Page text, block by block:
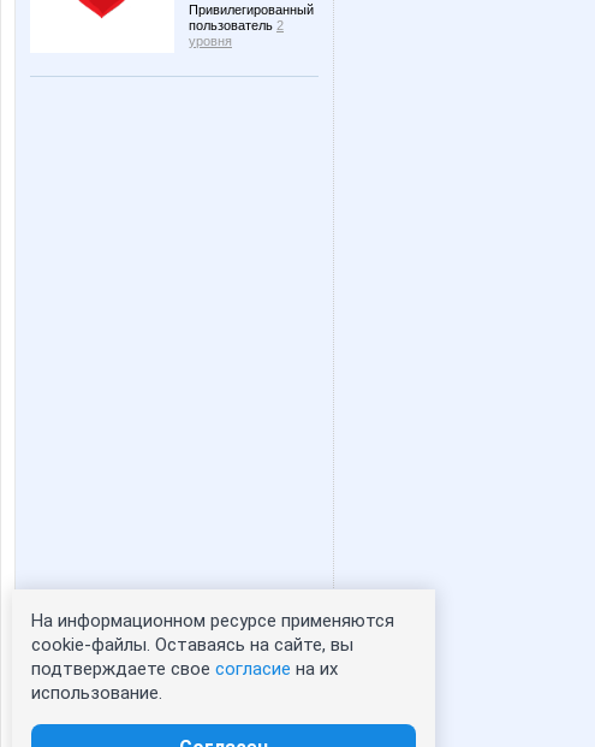
Привилегированный
пользователь 2
уровня
Статистика портрета:
сейчас просматривают портрет - 0
зарегистрированные пользователи
На информационном ресурсе применяются
cookie-файлы. Оставаясь на сайте, вы
подтверждаете свое согласие на их
использование.